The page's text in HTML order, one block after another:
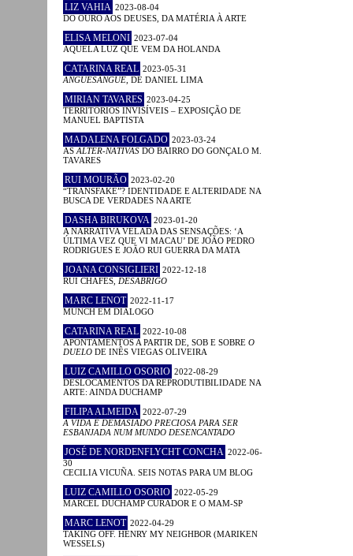
LIZ VAHIA 2023-08-04
DO OURO AOS DEUSES, DA MATÉRIA À ARTE
ELISA MELONI 2023-07-04
AQUELA LUZ QUE VEM DA HOLANDA
CATARINA REAL 2023-05-31
ANGUESÂNGUE , DE DANIEL LIMA
MIRIAN TAVARES 2023-04-25
TERRITÓRIOS INVISÍVEIS – EXPOSIÇÃO DE
MANUEL BAPTISTA
MADALENA FOLGADO 2023-03-24
AS ALTER-NATIVAS DO BAIRRO DO GONÇALO M.
TAVARES
RUI MOURÃO 2023-02-20
“TRANSFAKE”? IDENTIDADE E ALTERIDADE NA
BUSCA DE VERDADES NA ARTE
DASHA BIRUKOVA 2023-01-20
A NARRATIVA VELADA DAS SENSAÇÕES: ‘A
ÚLTIMA VEZ QUE VI MACAU’ DE JOÃO PEDRO
RODRIGUES E JOÃO RUI GUERRA DA MATA
JOANA CONSIGLIERI 2022-12-18
RUI CHAFES, DESABRIGO
MARC LENOT 2022-11-17
MUNCH EM DIÁLOGO
CATARINA REAL 2022-10-08
APONTAMENTOS A PARTIR DE, SOB E SOBRE O
DUELO DE INÊS VIEGAS OLIVEIRA
LUIZ CAMILLO OSORIO 2022-08-29
DESLOCAMENTOS DA REPRODUTIBILIDADE NA
ARTE: AINDA DUCHAMP
FILIPA ALMEIDA 2022-07-29
A VIDA É DEMASIADO PRECIOSA PARA SER
ESBANJADA NUM MUNDO DESENCANTADO
JOSÉ DE NORDENFLYCHT CONCHA 2022-06-
30
CECILIA VICUÑA. SEIS NOTAS PARA UM BLOG
LUIZ CAMILLO OSORIO 2022-05-29
MARCEL DUCHAMP CURADOR E O MAM-SP
MARC LENOT 2022-04-29
TAKING OFF. HENRY MY NEIGHBOR (MARIKEN
WESSELS)